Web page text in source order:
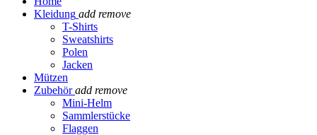
Kleidung add remove
T-Shirts
Sweatshirts
Polen
Jacken
Mützen
Zubehör add remove
Mini-Helm
Sammlerstücke
Flaggen